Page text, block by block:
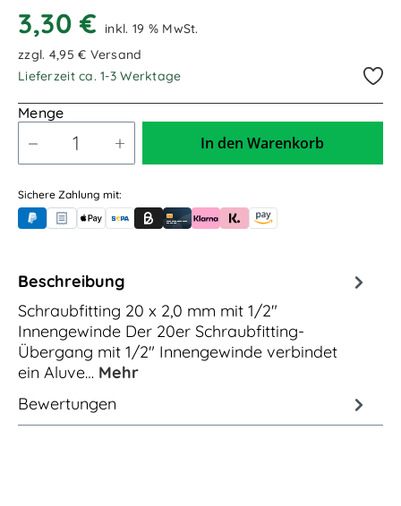
3,30 €
inkl. 19 % MwSt.
zzgl. 4,95 € Versand
Lieferzeit ca. 1-3 Werktage
Menge
In den Warenkorb
Sichere Zahlung mit:
PayPalRechnungskauf (für Behörden)
Apple PayBanküberweisung (vorab)
Rechnungskauf (Billie)
Kreditkarte
Rechnung oder Ratenkauf (Klarna)
Sofortüberweisung (Klarna)
Amazon Pay
Beschreibung
Schraubfitting 20 x 2,0 mm mit 1/2"
Innengewinde Der 20er Schraubfitting-
Übergang mit 1/2" Innengewinde verbindet
ein Aluve… Mehr
Bewertungen